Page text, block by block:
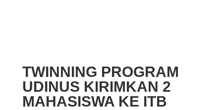
TWINNING PROGRAM
UDINUS KIRIMKAN 2
MAHASISWA KE ITB